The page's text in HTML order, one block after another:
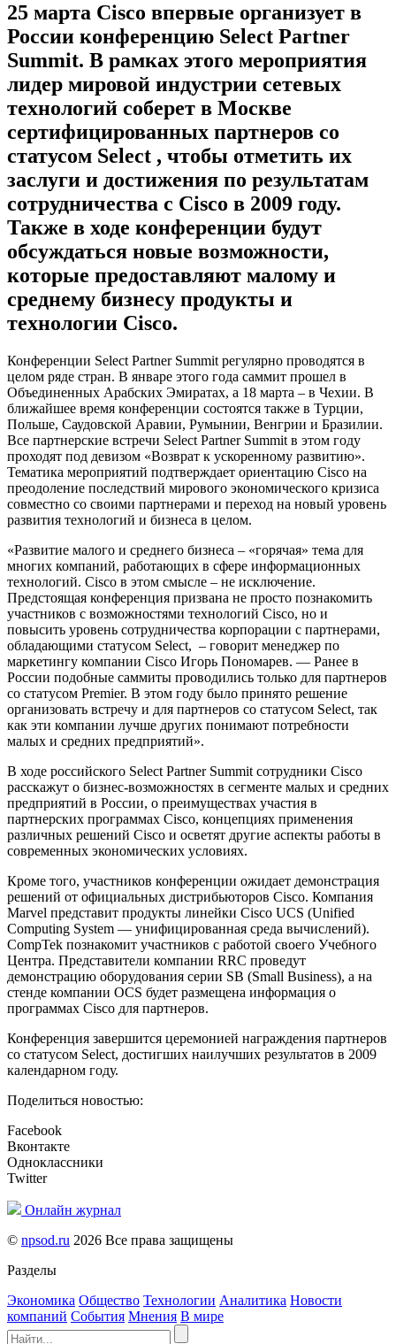
25 марта Cisco впервые организует в
России конференцию Select Partner
Summit. В рамках этого мероприятия
лидер мировой индустрии сетевых
технологий соберет в Москве
сертифицированных партнеров со
статусом Select , чтобы отметить их
заслуги и достижения по результатам
сотрудничества с Cisco в 2009 году.
Также в ходе конференции будут
обсуждаться новые возможности,
которые предоставляют малому и
среднему бизнесу продукты и
технологии Cisco.
Конференции Select Partner Summit регулярно проводятся в
целом ряде стран. В январе этого года саммит прошел в
Объединенных Арабских Эмиратах, а 18 марта – в Чехии. В
ближайшее время конференции состоятся также в Турции,
Польше, Саудовской Аравии, Румынии, Венгрии и Бразилии.
Все партнерские встречи Select Partner Summit в этом году
проходят под девизом «Возврат к ускоренному развитию».
Тематика мероприятий подтверждает ориентацию Cisco на
преодоление последствий мирового экономического кризиса
совместно со своими партнерами и переход на новый уровень
развития технологий и бизнеса в целом.
«Развитие малого и среднего бизнеса – «горячая» тема для
многих компаний, работающих в сфере информационных
технологий. Cisco в этом смысле – не исключение.
Предстоящая конференция призвана не просто познакомить
участников с возможностями технологий Cisco, но и
повысить уровень сотрудничества корпорации с партнерами,
обладающими статусом Select, – говорит менеджер по
маркетингу компании Cisco Игорь Пономарев. — Ранее в
России подобные саммиты проводились только для партнеров
со статусом Premier. В этом году было принято решение
организовать встречу и для партнеров со статусом Select, так
как эти компании лучше других понимают потребности
малых и средних предприятий».
В ходе российского Select Partner Summit сотрудники Cisco
расскажут о бизнес-возможностях в сегменте малых и средних
предприятий в России, о преимуществах участия в
партнерских программах Cisco, концепциях применения
различных решений Cisco и осветят другие аспекты работы в
современных экономических условиях.
Кроме того, участников конференции ожидает демонстрация
решений от официальных дистрибьюторов Cisco. Компания
Marvel представит продукты линейки Cisco UCS (Unified
Computing System — унифицированная среда вычислений).
CompTek познакомит участников с работой своего Учебного
Центра. Представители компании RRC проведут
демонстрацию оборудования серии SB (Small Business), а на
стенде компании OCS будет размещена информация о
программах Cisco для партнеров.
Конференция завершится церемонией награждения партнеров
со статусом Select, достигших наилучших результатов в 2009
календарном году.
Поделиться новостью:
Facebook
Вконтакте
Одноклассники
Twitter
Онлайн журнал
© npsod.ru 2026 Все права защищены
Разделы
Экономика Общество Технологии Аналитика Новости
компаний События Мнения В мире